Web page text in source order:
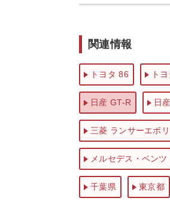
関連情報
トヨタ 86 ト
日産 GT-R 日
三菱 ランサーエボ
メルセデス・ベンツ
千葉県 東京都